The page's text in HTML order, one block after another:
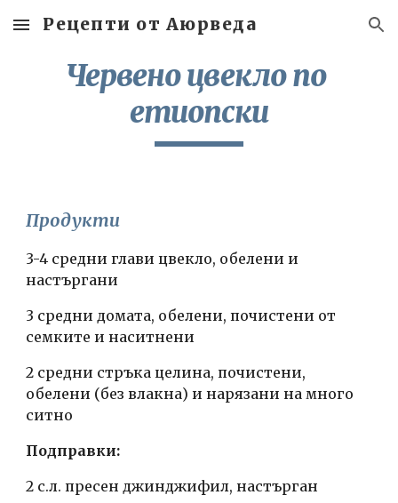
Skip to main content Skip to navigation
Рецепти от Аюрведа
Червено цвекло по
етиопски
Продукти
3-4 средни глави цвекло, обелени и
настъргани
3 средни домата, обелени, почистени от
семките и наситнени
2 средни стръка целина, почистени,
обелени (без влакна) и нарязани на много
ситно
Подправки:
2 с.л. пресен джинджифил, настърган